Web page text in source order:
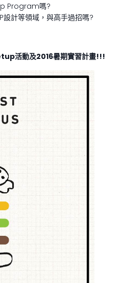
Program嗎?
計等領域，與高手過招嗎?
活動及2016暑期實習計畫!!!